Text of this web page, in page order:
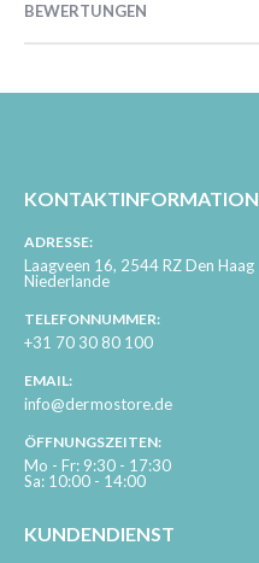
BEWERTUNGEN
KONTAKTINFORMATION
ADRESSE:
Laagveen 16, 2544 RZ Den Haag
Niederlande
TELEFONNUMMER:
+31 70 30 80 100
EMAIL:
info@dermostore.de
ÖFFNUNGSZEITEN:
Mo - Fr: 9:30 - 17:30
Sa: 10:00 - 14:00
KUNDENDIENST